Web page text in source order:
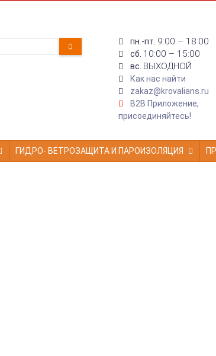
пн.-пт. 9:00 – 18:00
сб. 10:00 – 15:00
вс. ВЫХОДНОЙ
Как нас найти
zakaz@krovalians.ru
B2B Приложение,
присоединяйтесь!
ГИДРО- ВЕТРОЗАЩИТА И ПАРОИЗОЛЯЦИЯ